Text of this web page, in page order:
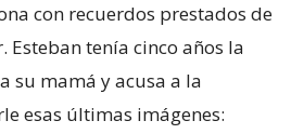
con recuerdos prestados de
Esteban tenía cinco años la
su mamá y acusa a la
esas últimas imágenes: